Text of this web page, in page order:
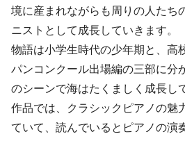
境に産まれながらも周りの人たち
ニストとして成長していきます。
物語は小学生時代の少年期と、高
パンコンクール出場編の三部に分
のシーンで海はたくましく成長し
作品では、クラシックピアノの魅
ていて、読んでいるとピアノの演